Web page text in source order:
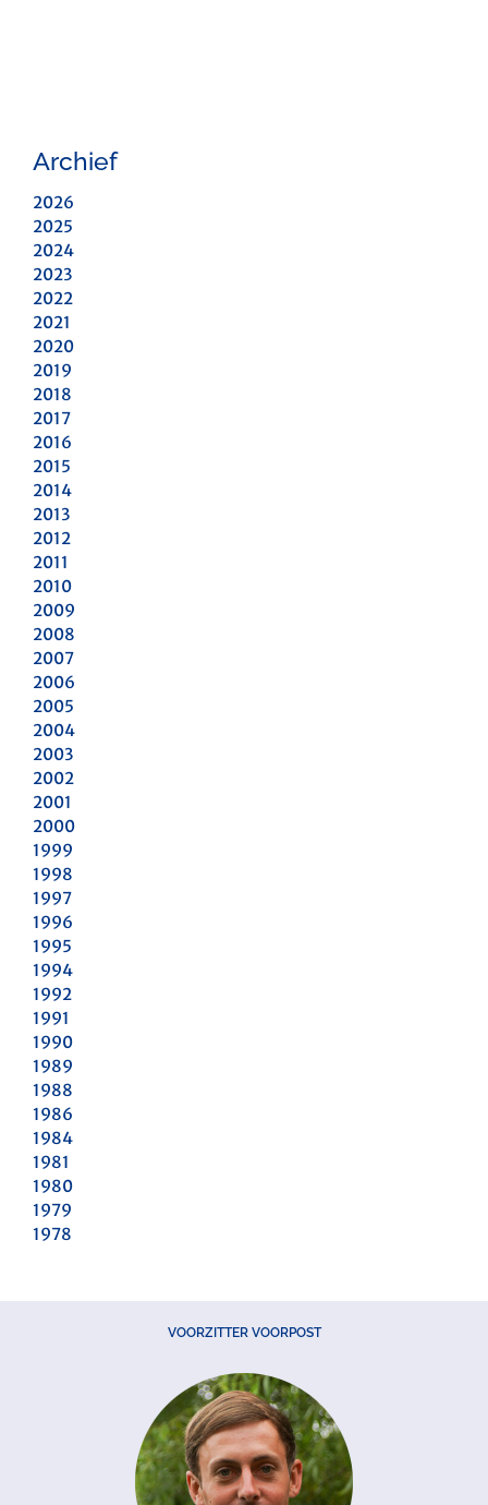
Archief
2026
2025
2024
2023
2022
2021
2020
2019
2018
2017
2016
2015
2014
2013
2012
2011
2010
2009
2008
2007
2006
2005
2004
2003
2002
2001
2000
1999
1998
1997
1996
1995
1994
1992
1991
1990
1989
1988
1986
1984
1981
1980
1979
1978
VOORZITTER VOORPOST